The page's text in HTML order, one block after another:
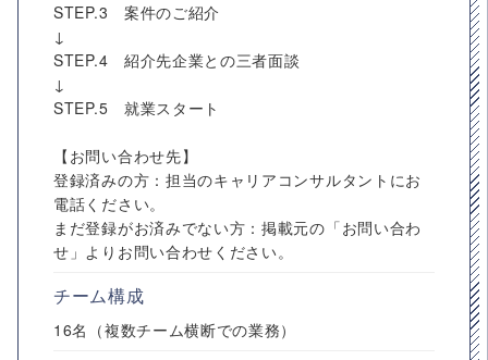
STEP.3 案件のご紹介
↓
STEP.4 紹介先企業との三者面談
↓
STEP.5 就業スタート
【お問い合わせ先】
登録済みの方：担当のキャリアコンサルタントにお
電話ください。
まだ登録がお済みでない方：掲載元の「お問い合わ
せ」よりお問い合わせください。
チーム構成
16名（複数チーム横断での業務）